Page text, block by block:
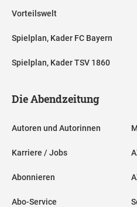
Vorteilswelt
Spielplan, Kader FC Bayern
Spielplan, Kader TSV 1860
Die Abendzeitung
Autoren und Autorinnen
Karriere / Jobs
Abonnieren
Abo-Service